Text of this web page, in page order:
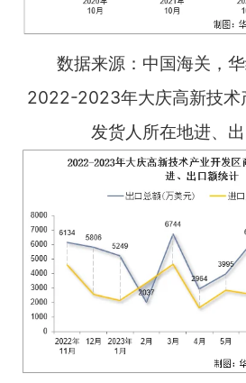
数据来源：中国海关，
2022-2023年大庆高新技术
发货人所在地进、